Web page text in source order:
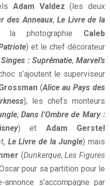
Adam Valdez (les deux
des Anneaux,Le Livre de la
photographie Caleb
) et le chef décorateur
: Suprématie, Marvel’s
s’ajoutent le superviseur
(Alice au Pays des
), les chefs monteurs
, Dans l’Ombre de Mary :
) et Adam Gerstel
, Le Livre de la Jungle) mais
(Dunkerque,Les Figures
pour sa partition pour le
s’accompagne par